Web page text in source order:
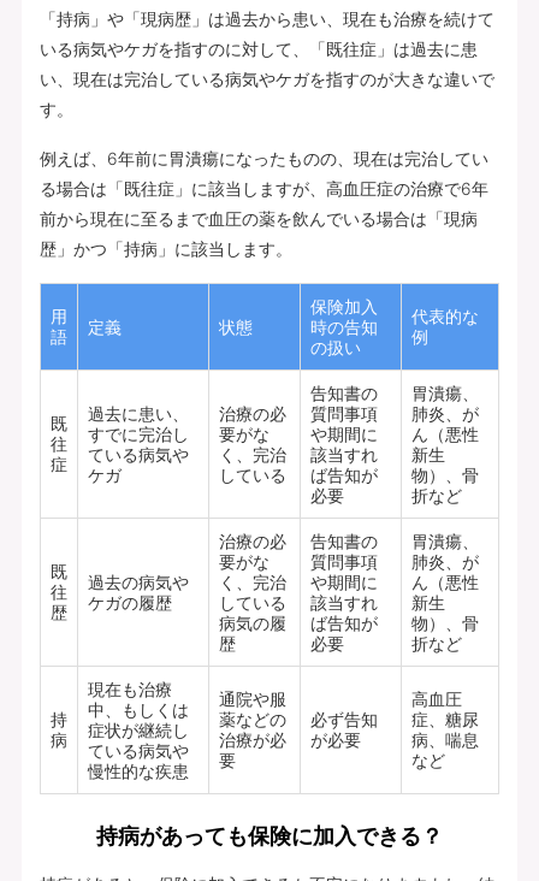
「持病」や「現病歴」は過去から患い、現在も治療を続けて
いる病気やケガを指すのに対して、「既往症」は過去に患
い、現在は完治している病気やケガを指すのが大きな違いで
す。
例えば、6年前に胃潰瘍になったものの、現在は完治してい
る場合は「既往症」に該当しますが、高血圧症の治療で6年
前から現在に至るまで血圧の薬を飲んでいる場合は「現病
歴」かつ「持病」に該当します。
用
語
定義 状態
保険加入
時の告知
の扱い
代表的な
例
既
往
症
過去に患い、
すでに完治し
ている病気や
ケガ
治療の必
要がな
く、完治
している
告知書の
質問事項
や期間に
該当すれ
ば告知が
必要
胃潰瘍、
肺炎、が
ん（悪性
新生
物）、骨
折など
既
往
歴
過去の病気や
ケガの履歴
治療の必
要がな
く、完治
している
病気の履
歴
告知書の
質問事項
や期間に
該当すれ
ば告知が
必要
胃潰瘍、
肺炎、が
ん（悪性
新生
物）、骨
折など
持
病
現在も治療
中、もしくは
症状が継続し
ている病気や
慢性的な疾患
通院や服
薬などの
治療が必
要
必ず告知
が必要
高血圧
症、糖尿
病、喘息
など
持病があっても保険に加入できる？